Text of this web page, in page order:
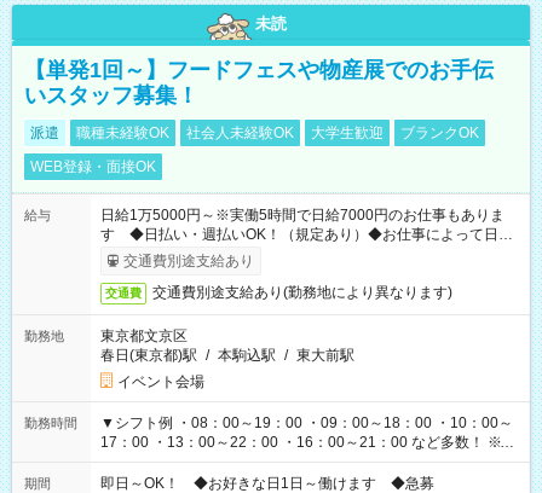
未読
【単発1回～】フードフェスや物産展でのお手伝
いスタッフ募集！
派遣 職種未経験OK 社会人未経験OK 大学生歓迎
ブランクOK
WEB登録・面接OK
給与
日給1万5000円～※実働5時間で日給7000円のお仕事もありま
す ◆日払い・週払いOK！（規定あり）◆お仕事によって日給
も異なります
交通費別途支給あり
交通費 交通費別途支給あり(勤務地により異なります)
勤務地
東京都文京区
春日(東京都)駅 / 本駒込駅 / 東大前駅
イベント会場
勤務時間
▼シフト例 ・08：00～19：00 ・09：00～18：00 ・10：00～
17：00 ・13：00～22：00 ・16：00～21：00 など多数！ ※お
仕事により勤務時間が異なります
期間 即日～OK！ ◆お好きな日1日～働けます ◆急募